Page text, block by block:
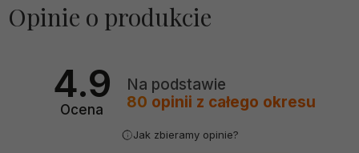
Opinie o produkcie
4.9
Ocena
Na podstawie
80 opinii z całego okresu
Jak zbieramy opinie?